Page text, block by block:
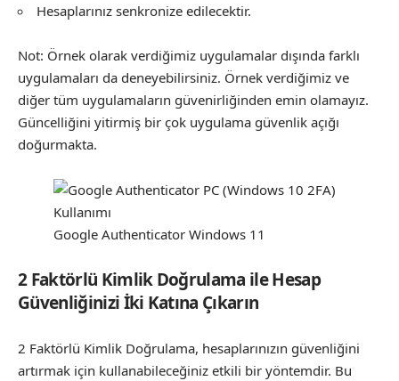
Hesaplarınız senkronize edilecektir.
Not: Örnek olarak verdiğimiz uygulamalar dışında farklı
uygulamaları da deneyebilirsiniz. Örnek verdiğimiz ve
diğer tüm uygulamaların güvenirliğinden emin olamayız.
Güncelliğini yitirmiş bir çok uygulama güvenlik açığı
doğurmakta.
Google Authenticator Windows 11
2 Faktörlü Kimlik Doğrulama ile Hesap
Güvenliğinizi İki Katına Çıkarın
2 Faktörlü Kimlik Doğrulama, hesaplarınızın güvenliğini
artırmak için kullanabileceğiniz etkili bir yöntemdir. Bu